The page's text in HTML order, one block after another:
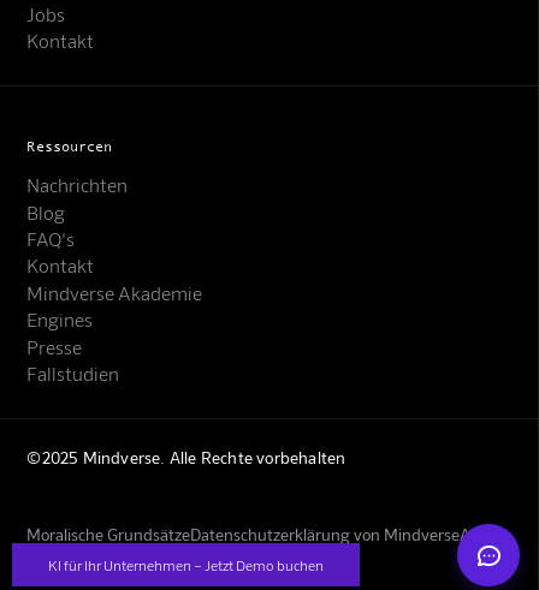
KI für Ihr Unternehmen – Jetzt Demo buchen
Online · KI-Assistent
Mindverse
Jobs
Kontakt
Ressourcen
Nachrichten
Blog
FAQ's
Kontakt
Mindverse Akademie
Engines
Presse
Fallstudien
©2025 Mindverse. Alle Rechte vorbehalten
Moralische GrundsätzeDatenschutzerklärung von MindverseAGBs
Impressum